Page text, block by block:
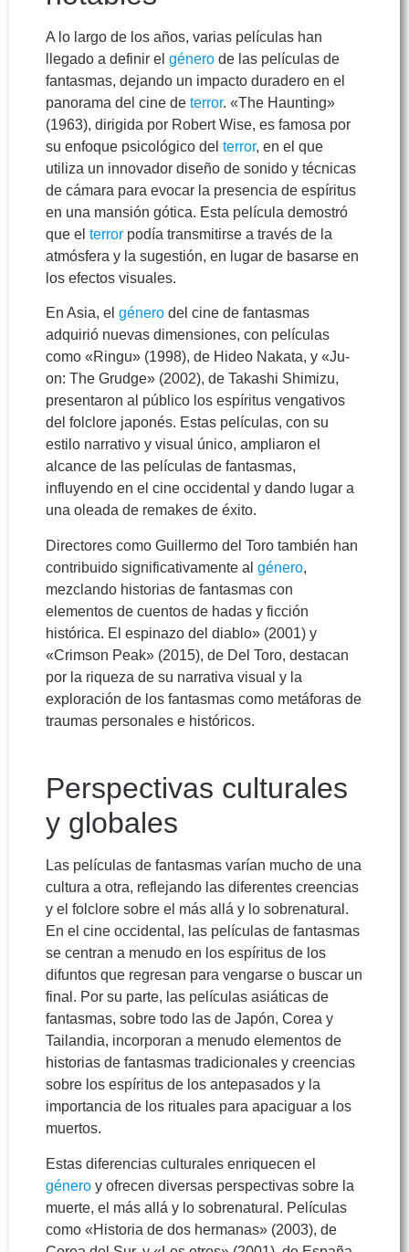
A lo largo de los años, varias películas han
llegado a definir el género de las películas de
fantasmas, dejando un impacto duradero en el
panorama del cine de terror. «The Haunting»
(1963), dirigida por Robert Wise, es famosa por
su enfoque psicológico del terror, en el que
utiliza un innovador diseño de sonido y técnicas
de cámara para evocar la presencia de espíritus
en una mansión gótica. Esta película demostró
que el terror podía transmitirse a través de la
atmósfera y la sugestión, en lugar de basarse en
los efectos visuales.
En Asia, el género del cine de fantasmas
adquirió nuevas dimensiones, con películas
como «Ringu» (1998), de Hideo Nakata, y «Ju-
on: The Grudge» (2002), de Takashi Shimizu,
presentaron al público los espíritus vengativos
del folclore japonés. Estas películas, con su
estilo narrativo y visual único, ampliaron el
alcance de las películas de fantasmas,
influyendo en el cine occidental y dando lugar a
una oleada de remakes de éxito.
Directores como Guillermo del Toro también han
contribuido significativamente al género,
mezclando historias de fantasmas con
elementos de cuentos de hadas y ficción
histórica. El espinazo del diablo» (2001) y
«Crimson Peak» (2015), de Del Toro, destacan
por la riqueza de su narrativa visual y la
exploración de los fantasmas como metáforas de
traumas personales e históricos.
Perspectivas culturales
y globales
Las películas de fantasmas varían mucho de una
cultura a otra, reflejando las diferentes creencias
y el folclore sobre el más allá y lo sobrenatural.
En el cine occidental, las películas de fantasmas
se centran a menudo en los espíritus de los
difuntos que regresan para vengarse o buscar un
final. Por su parte, las películas asiáticas de
fantasmas, sobre todo las de Japón, Corea y
Tailandia, incorporan a menudo elementos de
historias de fantasmas tradicionales y creencias
sobre los espíritus de los antepasados y la
importancia de los rituales para apaciguar a los
muertos.
Estas diferencias culturales enriquecen el
género y ofrecen diversas perspectivas sobre la
muerte, el más allá y lo sobrenatural. Películas
como «Historia de dos hermanas» (2003), de